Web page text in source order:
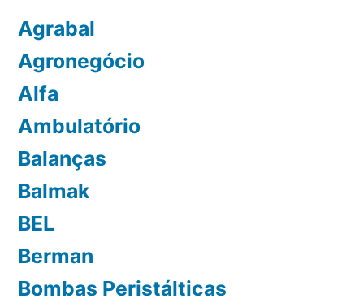
Agrabal
Agronegócio
Alfa
Ambulatório
Balanças
Balmak
BEL
Berman
Bombas Peristálticas